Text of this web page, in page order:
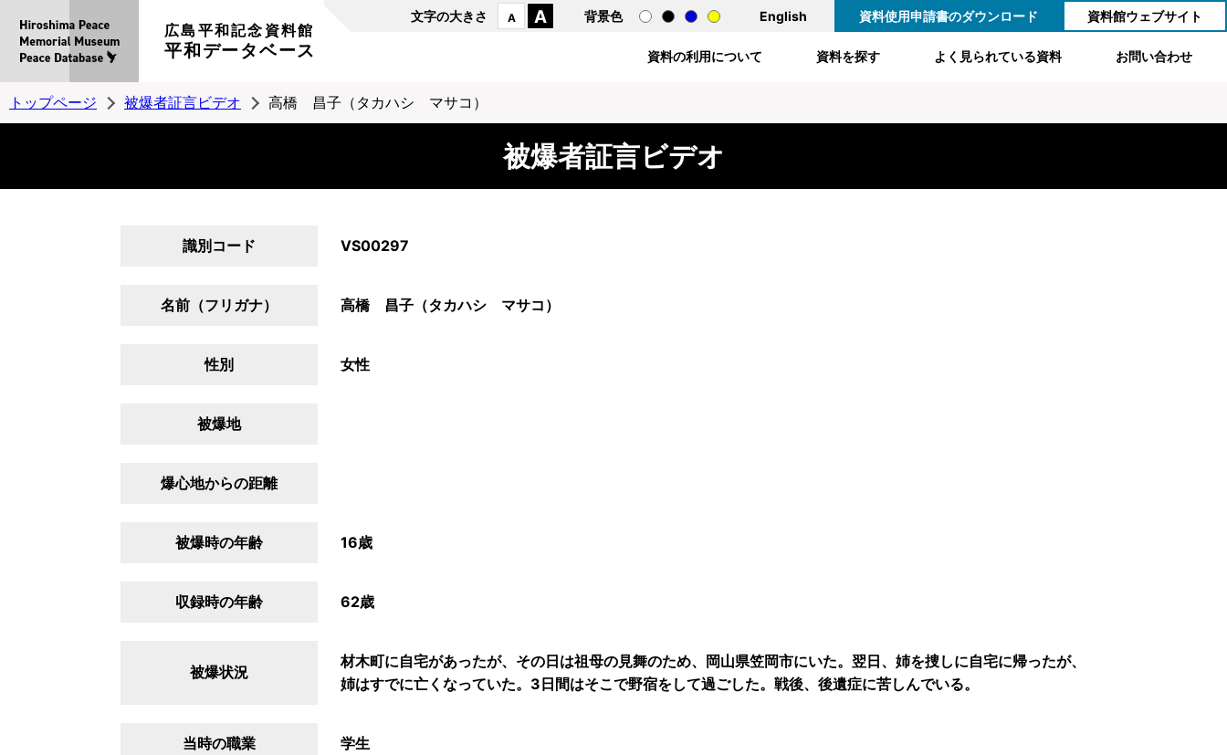
広島平和記念資料館
平和データベース
文字の大きさ A A 背景色 English 資料使用申請書のダウンロード 資料館ウェブサイト
資料の利用について 資料を探す よく見られている資料 お問い合わせ
トップページ 被爆者証言ビデオ 高橋 昌子（タカハシ マサコ）
被爆者証言ビデオ
識別コード VS00297
名前（フリガナ） 高橋 昌子（タカハシ マサコ）
性別 女性
被爆地
爆心地からの距離
被爆時の年齢 16歳
収録時の年齢 62歳
被爆状況
材木町に自宅があったが、その日は祖母の見舞のため、岡山県笠岡市にいた。翌日、姉を捜しに自宅に帰ったが、
姉はすでに亡くなっていた。3日間はそこで野宿をして過ごした。戦後、後遺症に苦しんでいる。
当時の職業 学生